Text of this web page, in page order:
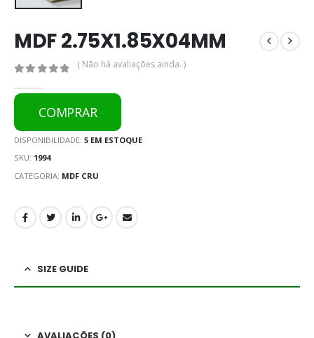
MDF 2.75X1.85X04MM
( Não há avaliações ainda. )
COMPRAR
DISPONIBILIDADE: 5 EM ESTOQUE
SKU: 1994
CATEGORIA: MDF CRU
SIZE GUIDE